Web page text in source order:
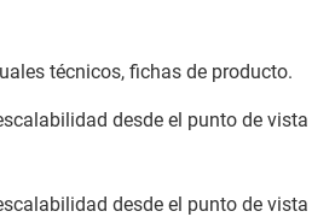
técnicos, fichas de producto.
desde el punto de vista
desde el punto de vista